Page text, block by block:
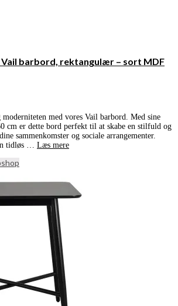
Vail barbord, rektangulær – sort MDF
med vores Vail barbord. Med sine
cm er dette bord perfekt til at skabe en stilfuld og
sammenkomster og sociale arrangementer.
tidløs … Læs mere